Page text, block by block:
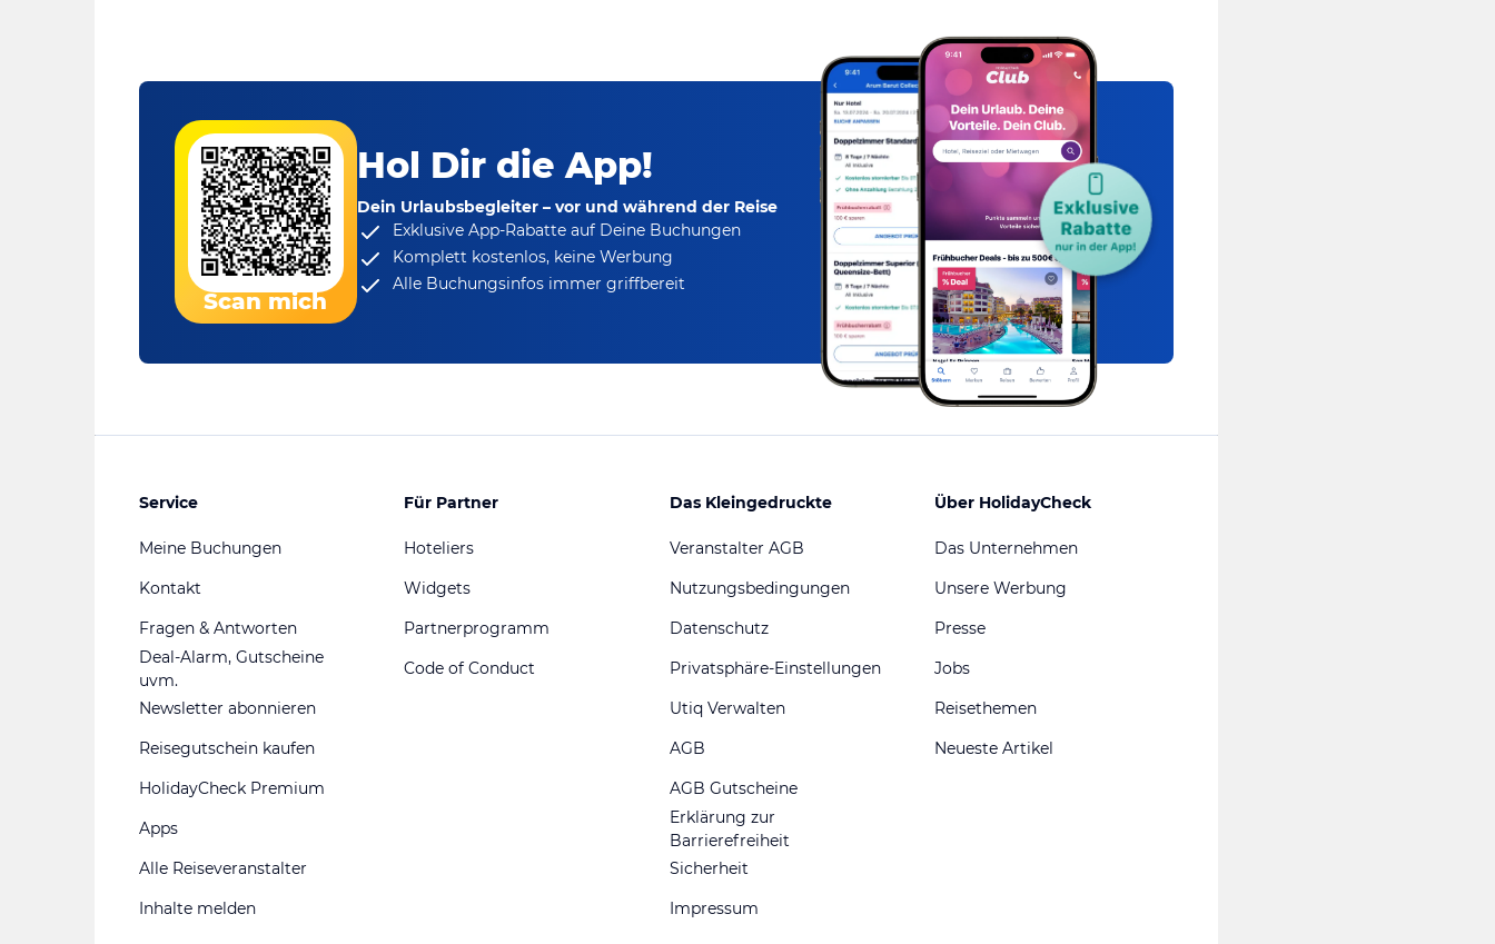
Scan mich
Hol Dir die App!
Dein Urlaubsbegleiter – vor und während der Reise
Exklusive App-Rabatteauf Deine Buchungen
Komplett kostenlos, keine Werbung
Alle Buchungsinfos immer griffbereit
Service
Meine Buchungen
Kontakt
Fragen & Antworten
Deal-Alarm, Gutscheine
uvm.
Newsletter abonnieren
Reisegutschein kaufen
HolidayCheck Premium
Apps
Alle Reiseveranstalter
Inhalte melden
Für Partner
Hoteliers
Widgets
Partnerprogramm
Code of Conduct
Das Kleingedruckte
Veranstalter AGB
Nutzungsbedingungen
Datenschutz
Privatsphäre-Einstellungen
Utiq Verwalten
AGB
AGB Gutscheine
Erklärung zur
Barrierefreiheit
Sicherheit
Impressum
Über HolidayCheck
Das Unternehmen
Unsere Werbung
Presse
Jobs
Reisethemen
Neueste Artikel